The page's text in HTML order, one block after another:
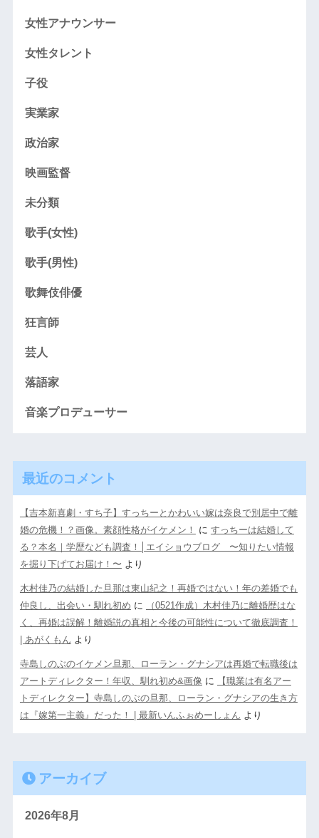
女性アナウンサー
女性タレント
子役
実業家
政治家
映画監督
未分類
歌手(女性)
歌手(男性)
歌舞伎俳優
狂言師
芸人
落語家
音楽プロデューサー
最近のコメント
【吉本新喜劇・すち子】すっちーとかわいい嫁は奈良で別居中で離
婚の危機！？画像。素顔性格がイケメン！
に すっちーは結婚して
る？本名｜学歴なども調査！│エイショウブログ 〜知りたい情報
を掘り下げてお届け！〜 より
木村佳乃の結婚した旦那は東山紀之！再婚ではない！年の差婚でも
仲良し、出会い・馴れ初め に
（0521作成）木村佳乃に離婚歴はな
く、再婚は誤解！離婚説の真相と今後の可能性について徹底調査！
| あがくもん より
寺島しのぶのイケメン旦那、ローラン・グナシアは再婚で転職後は
アートディレクター！年収、馴れ初め&画像 に
【職業は有名アー
トディレクター】寺島しのぶの旦那、ローラン・グナシアの生き方
は『嫁第一主義』だった！ | 最新いんふぉめーしょん より
アーカイブ
2026年8月